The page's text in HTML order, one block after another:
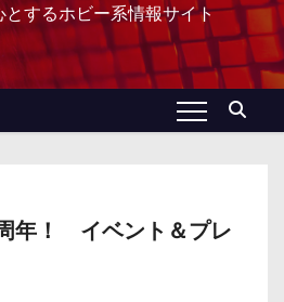
するホビー系情報サイト
年！ イベント＆プレ